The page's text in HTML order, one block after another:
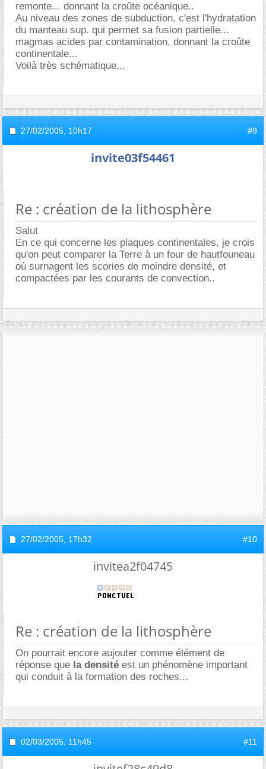
remonte... donnant la croûte océanique..
Au niveau des zones de subduction, c'est l'hydratation
du manteau sup. qui permet sa fusion partielle...
magmas acides par contamination, donnant la croûte
continentale...
Voilà très schématique...
27/02/2005, 10h17 #9
invite03f54461
Re : création de la lithosphère
Salut
En ce qui concerne les plaques continentales, je crois
qu'on peut comparer la Terre à un four de hautfouneau
où surnagent les scories de moindre densité, et
compactées par les courants de convection..
27/02/2005, 17h32 #10
invitea2f04745
Re : création de la lithosphère
On pourrait encore aujouter comme élément de
réponse que la densité est un phénomène important
qui conduit à la formation des roches...
02/03/2005, 11h45 #11